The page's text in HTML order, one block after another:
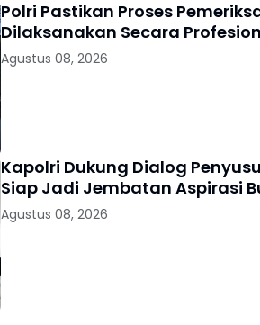
Polri Pastikan Proses
Dilaksanakan Secara
Agustus 08, 2026
Kapolri Dukung Dialog
Siap Jadi Jembatan Aspirasi
Agustus 08, 2026